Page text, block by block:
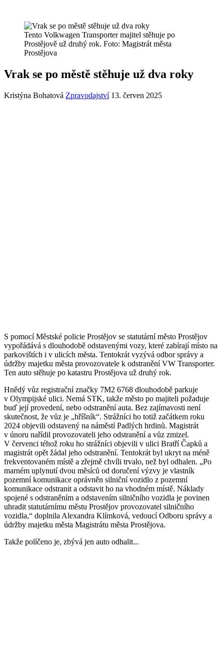
Tento Volkwagen Transporter majitel stěhuje po
Prostějově už druhý rok. Foto: Magistrát města
Prostějova
Vrak se po městě stěhuje už dva roky
Kristýna Bohatová Zpravodajství 13. červen 2025
S pomocí Městské policie Prostějov se statutární město Prostějov
vypořádává s dlouhodobě odstavenými vozy, které zabírají místo na
parkovištích i v ulicích města. Tentokrát vyzývá odbor správy a
údržby majetku města provozovatele k odstranění VW Transporter.
Ten auto stěhuje po katastru Prostějova už druhý rok.
Hnědý vůz registrační značky 7M2 6768 dlouhodobě parkuje
v Olympijské ulici. Nemá STK, takže město po majiteli požaduje
buď její provedení, nebo odstranění auta. Bez zajímavosti není
skutečnost, že vůz je „hříšník“. Strážníci ho totiž začátkem roku
2024 objevili odstavený na náměstí Padlých hrdinů. Magistrát
v únoru nařídil provozovateli jeho odstranění a vůz zmizel.
V červenci téhož roku ho strážníci objevili v ulici Bratří Čapků a
magistrát opět žádal jeho odstranění. Tentokrát byl ukryt na méně
frekventovaném místě a zřejmě chvíli trvalo, než byl odhalen. „Po
marném uplynutí dvou měsíců od doručení výzvy je vlastník
pozemní komunikace oprávněn silniční vozidlo z pozemní
komunikace odstranit a odstavit ho na vhodném místě. Náklady
spojené s odstraněním a odstavením silničního vozidla je povinen
uhradit statutárnímu městu Prostějov provozovatel silničního
vozidla,“ doplnila Alexandra Klímková, vedoucí Odboru správy a
údržby majetku města Magistrátu města Prostějova.
Takže políčeno je, zbývá jen auto odhalit...